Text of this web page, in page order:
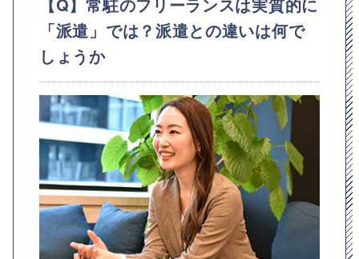
「派遣」では？派遣との違いは何で
しょうか